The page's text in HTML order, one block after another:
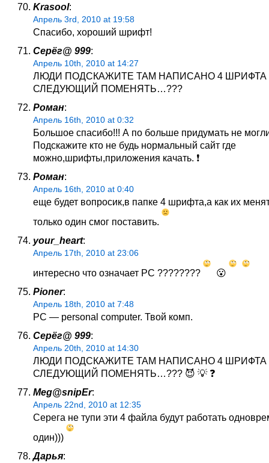
Krasool:
Апрель 3rd, 2010 at 19:58
Спасибо, хороший шрифт!
Серёг@ 999:
Апрель 10th, 2010 at 14:27
ЛЮДИ ПОДСКАЖИТЕ ТАМ НАПИСАНО 4 ШРИФТА
СЛЕДУЮЩИЙ ПОМЕНЯТЬ…???
Роман:
Апрель 16th, 2010 at 0:32
Большое спасибо!!! А по больше придумать не
Подскажите кто не будь нормальный сайт где
можно,шрифты,приложения качать. ❗
Роман:
Апрель 16th, 2010 at 0:40
еще будет вопросик,в папке 4 шрифта,а как их
только один смог поставить.
your_heart:
Апрель 17th, 2010 at 23:06
интересно что означает РС ????????
😮
Pioner:
Апрель 18th, 2010 at 7:48
PC — personal computer. Твой комп.
Серёг@ 999:
Апрель 20th, 2010 at 14:30
ЛЮДИ ПОДСКАЖИТЕ ТАМ НАПИСАНО 4 ШРИФТА
СЛЕДУЮЩИЙ ПОМЕНЯТЬ…??? 😈 💡 ❓
Meg@snipEr:
Апрель 22nd, 2010 at 12:35
Серега не тупи эти 4 файла будут работать
один)))
Дарья: